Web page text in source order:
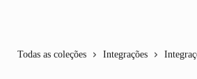
Todas as coleções Integrações